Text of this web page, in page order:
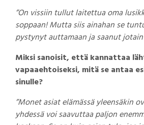
”On vissiin tullut laitettua oma
soppaan! Mutta siis ainahan se
pystynyt auttamaan ja saanut jotain
Miksi sanoisit, että kannattaa
vapaaehtoiseksi, mitä se antaa
sinulle?
”Monet asiat elämässä yleensäkin
yhdessä voi saavuttaa paljon